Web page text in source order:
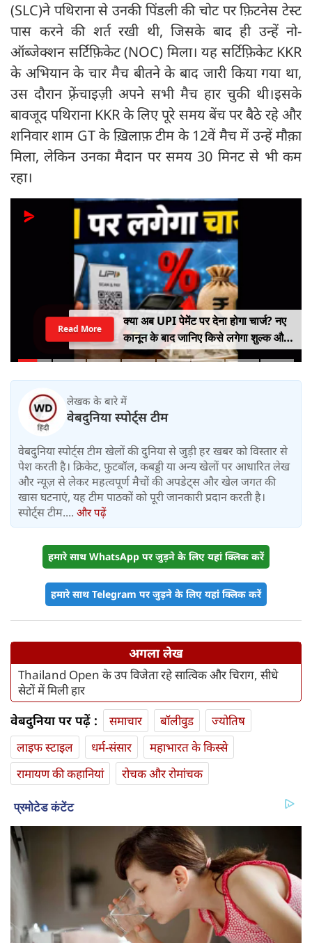
(SLC)ने पथिराना से उनकी पिंडली की चोट पर फ़िटनेस टेस्ट
पास करने की शर्त रखी थी, जिसके बाद ही उन्हें नो-
ऑब्जेक्शन सर्टिफ़िकेट (NOC) मिला। यह सर्टिफ़िकेट KKR
के अभियान के चार मैच बीतने के बाद जारी किया गया था,
उस दौरान फ़्रेंचाइज़ी अपने सभी मैच हार चुकी थी।इसके
बावजूद पथिराना KKR के लिए पूरे समय बेंच पर बैठे रहे और
शनिवार शाम GT के ख़िलाफ़ टीम के 12वें मैच में उन्हें मौक़ा
मिला, लेकिन उनका मैदान पर समय 30 मिनट से भी कम
रहा।
क्या अब UPI पेमेंट पर देना होगा चार्ज? नए
कानून के बाद जानिए किसे लगेगा शुल्क और
किसे नहीं
Read More
लेखक के बारे में
वेबदुनिया स्पोर्ट्स टीम
वेबदुनिया स्पोर्ट्स टीम खेलों की दुनिया से जुड़ी हर खबर को विस्तार से
पेश करती है। क्रिकेट, फुटबॉल, कबड्डी या अन्य खेलों पर आधारित लेख
और न्यूज़ से लेकर महत्वपूर्ण मैचों की अपडेट्स और खेल जगत की
खास घटनाएं, यह टीम पाठकों को पूरी जानकारी प्रदान करती है।
स्पोर्ट्स टीम.... और पढ़ें
हमारे साथ WhatsApp पर जुड़ने के लिए यहां क्लिक करें
हमारे साथ Telegram पर जुड़ने के लिए यहां क्लिक करें
अगला लेख
Thailand Open के उप विजेता रहे सात्विक और चिराग, सीधे
सेटों में मिली हार
वेबदुनिया पर पढ़ें : समाचार बॉलीवुड
ज्योतिष
लाइफ स्‍टाइल
धर्म-संसार
महाभारत के किस्से
रामायण की कहानियां
रोचक और रोमांचक